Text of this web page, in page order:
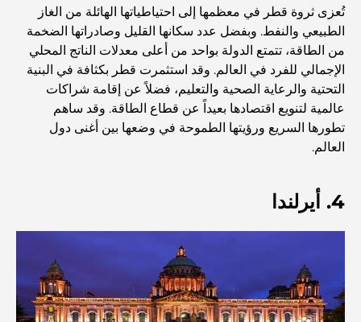
المقاهي في نخلة جميرا: دليل لأفضل أماكن القهوة وأسلوب
الحياة في الجزيرة
أفضل وجبات الإفطار في دبي: اختياراتي المفضلة لعام 2026
كيفية الحصول على قرض عقاري في دبي: الدليل الشامل
دبي
منازل متوافقة مع مبادئ فاستو: دليل عملي لتحقيق التوازن
أفضل شركات تنسيق الحدائق في دبي: تحويل المساحات
الخارجية
تُعزى ثروة قطر في معظمها إلى احتياطياتها الهائلة من الغاز
الطبيعي والنفط. وبفضل عدد سكانها القليل وصادراتها الضخمة
من الطاقة، تتمتع الدولة بواحد من أعلى معدلات الناتج المحلي
الإجمالي للفرد في العالم. وقد استثمرت قطر بكثافة في البنية
التحتية والرعاية الصحية والتعليم، فضلاً عن إقامة شراكات
عالمية لتنويع اقتصادها بعيداً عن قطاع الطاقة. وقد ساهم
تطورها السريع ورؤيتها الطموحة في وضعها بين أغنى دول
العالم.
4. أيرلندا